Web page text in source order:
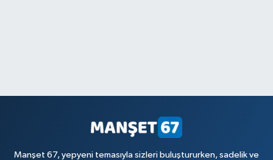
Manşet 67, yepyeni temasıyla sizleri buluştururken, sadelik ve